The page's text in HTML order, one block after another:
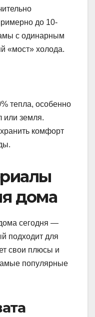
до 10-
с одинарным
«мост» холода.
тепла, особенно
или земля.
комфорт
дома
сегодня —
подходит для
свои плюсы и
популярные